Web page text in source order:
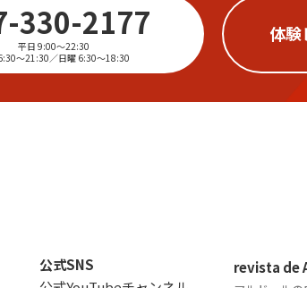
330-2177
平日 9:00～22:30
～21:30／日曜 6:30～18:30
体験
revista de
公式SNS